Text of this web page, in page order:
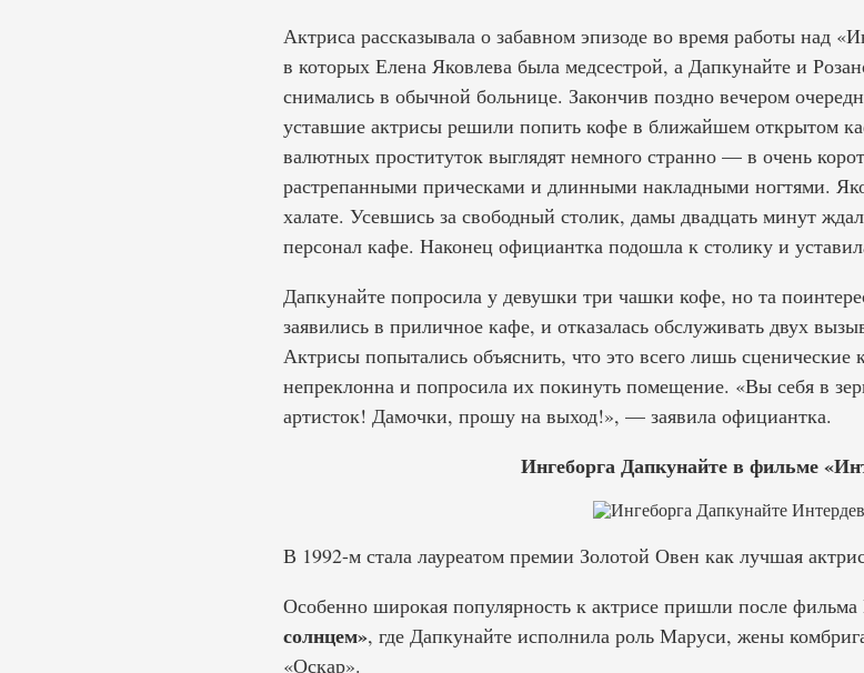
Актриса рассказывала о забавном эпизоде во время работы над
в которых Елена Яковлева была медсестрой, а Дапкунайте и
снимались в обычной больнице. Закончив поздно вечером
уставшие актрисы решили попить кофе в ближайшем открытом
валютных проституток выглядят немного странно — в очень
растрепанными прическами и длинными накладными ногтями.
халате. Усевшись за свободный столик, дамы двадцать минут
персонал кафе. Наконец официантка подошла к столику и
Дапкунайте попросила у девушки три чашки кофе, но та
заявились в приличное кафе, и отказалась обслуживать двух
Актрисы попытались объяснить, что это всего лишь
непреклонна и попросила их покинуть помещение. «Вы себя в
артисток! Дамочки, прошу на выход!», — заявила официантка.
Ингеборга Дапкунайте в фильме
В 1992-м стала лауреатом премии Золотой Овен как лучшая
Особенно широкая популярность к актрисе пришли после
солнцем», где Дапкунайте исполнила роль Маруси, жены
«Оскар».